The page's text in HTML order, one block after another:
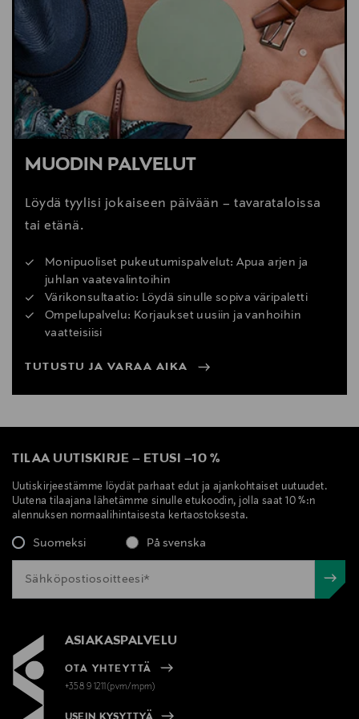
MUODIN PALVELUT
Löydä tyylisi jokaiseen päivään – tavarataloissa
tai etänä.
Monipuoliset pukeutumispalvelut: Apua arjen ja
juhlan vaatevalintoihin
Värikonsultaatio: Löydä sinulle sopiva väripaletti
Ompelupalvelu: Korjaukset uusiin ja vanhoihin
vaatteisiisi
TUTUSTU JA VARAA AIKA
TILAA UUTISKIRJE – ETUSI –10 %
Uutiskirjeestämme löydät parhaat edut ja ajankohtaiset uutuudet.
Uutena tilaajana lähetämme sinulle etukoodin, jolla saat 10 %:n
alennuksen normaalihintaisesta kertaostoksesta.
Suomeksi På svenska
ASIAKASPALVELU
OTA YHTEYTTÄ
+358 9 1211(pvm/mpm)